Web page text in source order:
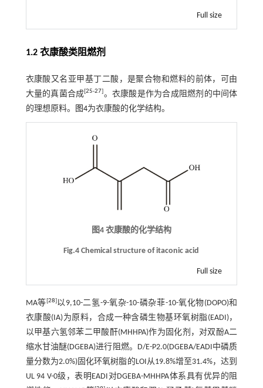
Full size
1.2 衣康酸类阻燃剂
衣康酸又名亚甲基丁二酸，是聚合物和燃料的前体，可由
大量的真菌合成[25-27]。衣康酸是作为合成阻燃剂的中间体
的理想原料。
图4为衣康酸的化学结构。
图4 衣康酸的化学结构
Fig.4 Chemical structure of itaconic acid
Full size
MA等[28]以9,10-二氢-9-氧杂-10-磷杂菲-10-氧化物(DOPO)和
衣康酸(IA)为原料，合成一种含磷生物基环氧树脂(EADI)，
以甲基六氢邻苯二甲酸酐(MHHPA)作为固化剂，对双酚A二
缩水甘油醚(DGEBA)进行阻燃。D/E-P2.0(DGEBA/EADI中磷质
量分数为2.0%)固化环氧树脂的LOI从19.8%增至31.4%，达到
UL 94 V-0级，表明EADI对DGEBA-MHHPA体系具有优异的阻